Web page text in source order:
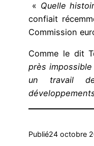
« Quelle
confiait
Commission
Comme le dit
près
un travail
Publié24 octobre